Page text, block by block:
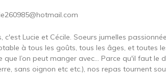
c'est Lucie et Cécile. Soeurs jumelles
à tous les goûts, tous les âges, et toutes
que l’on peut manger avec… Parce qu'il faut
sans oignon etc etc.), nos repas tournent